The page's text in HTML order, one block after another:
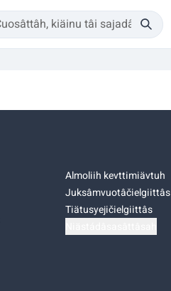
Almoliih kevttimiävtuh
Juksâmvuotâčielgiittâs
Tiätusyejičielgiittâs